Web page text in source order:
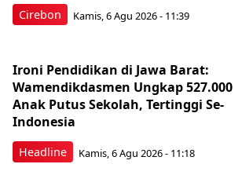
Cirebon Kamis, 6 Agu 2026 - 11:39
Headline
Ironi Pendidikan di Jawa Barat:
Wamendikdasmen Ungkap 527.000
Anak Putus Sekolah, Tertinggi Se-
Indonesia
Kamis, 6 Agu 2026 - 11:18